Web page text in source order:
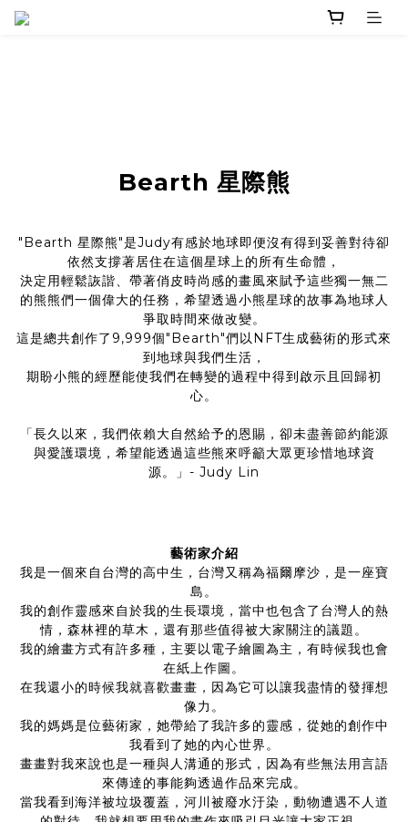
Bearth 星際熊
"Bearth 星際熊"是Judy有感於地球即便沒有得到妥善對待卻
依然支撐著居住在這個星球上的所有生命體，
決定用輕鬆詼諧、帶著俏皮時尚感的畫風來賦予這些獨一無二
的熊熊們一個偉大的任務，希望透過小熊星球的故事為地球人
爭取時間來做改變。
這是總共創作了9,999個"Bearth"們以NFT生成藝術的形式來
到地球與我們生活，
期盼小熊的經歷能使我們在轉變的過程中得到啟示且回歸初
心。
「長久以來，我們依賴大自然給予的恩賜，卻未盡善節約能源
與愛護環境，希望能透過這些熊來呼籲大眾更珍惜地球資
源。」- Judy Lin
藝術家介紹
我是一個來自台灣的高中生，台灣又稱為福爾摩沙，是一座寶
島。
我的創作靈感來自於我的生長環境，當中也包含了台灣人的熱
情，森林裡的草木，還有那些值得被大家關注的議題。
我的繪畫方式有許多種，主要以電子繪圖為主，有時候我也會
在紙上作圖。
在我還小的時候我就喜歡畫畫，因為它可以讓我盡情的發揮想
像力。
我的媽媽是位藝術家，她帶給了我許多的靈感，從她的創作中
我看到了她的內心世界。
畫畫對我來說也是一種與人溝通的形式，因為有些無法用言語
來傳達的事能夠透過作品來完成。
當我看到海洋被垃圾覆蓋，河川被廢水汙染，動物遭遇不人道